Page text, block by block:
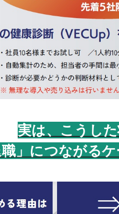
実は、こうし
」につながる